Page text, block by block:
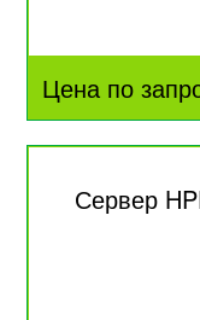
Цена по
Сервер